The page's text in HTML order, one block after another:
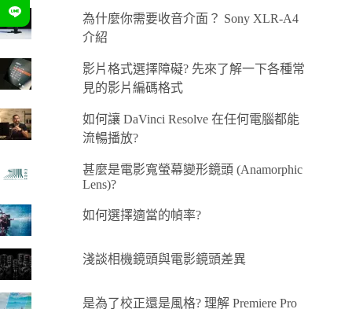
為什麼你需要收音介面？ Sony XLR-A4
介紹
影片格式選擇障礙? 先來了解一下各種常
見的影片編碼格式
如何讓 DaVinci Resolve 在任何電腦都能
流暢播放?
甚麼是電影寬螢幕變形鏡頭 (Anamorphic
Lens)?
如何選擇適當的幀率?
淺談相機鏡頭與電影鏡頭差異
是為了校正還是風格? 理解 Premiere Pro